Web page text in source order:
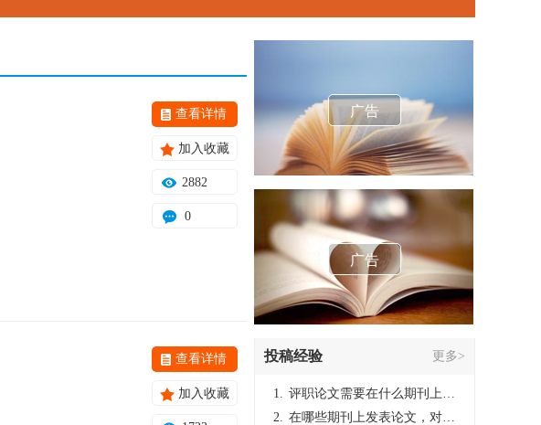
查看详情
加入收藏
2882
0
查看详情
加入收藏
广告
广告
投稿经验 更多>
1. 评职论文需要在什么期刊上发表？
2. 在哪些期刊上发表论文，对考研有优势？